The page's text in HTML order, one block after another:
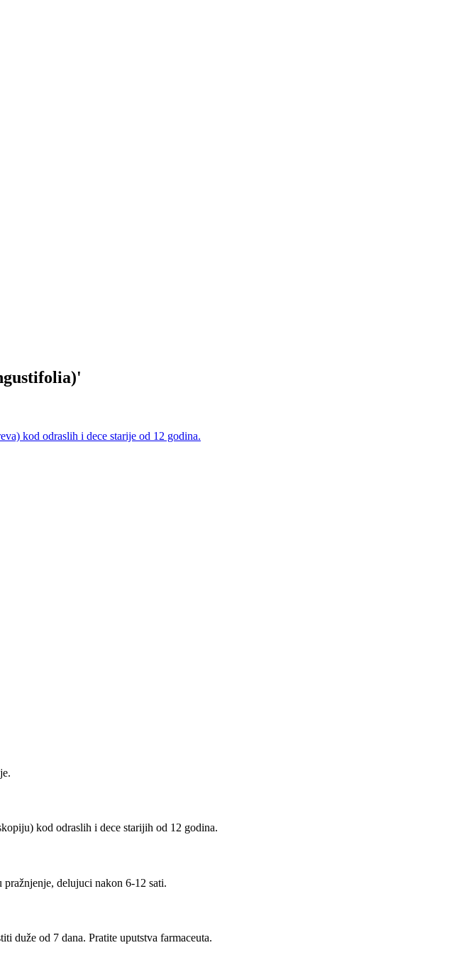
'
kod odraslih i dece starije od 12 godina.
kod odraslih i dece starijih od 12 godina.
delujuci nakon 6-12 sati.
duže od 7 dana. Pratite uputstva farmaceuta.